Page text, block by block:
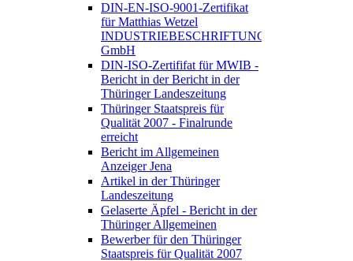
DIN-EN-ISO-9001-Zertifikat
für Matthias Wetzel
INDUSTRIEBESCHRIFTUNGEN
GmbH
DIN-ISO-Zertififat für MWIB -
Bericht in der Bericht in der
Thüringer Landeszeitung
Thüringer Staatspreis für
Qualität 2007 - Finalrunde
erreicht
Bericht im Allgemeinen
Anzeiger Jena
Artikel in der Thüringer
Landeszeitung
Gelaserte Äpfel - Bericht in der
Thüringer Allgemeinen
Bewerber für den Thüringer
Staatspreis für Qualität 2007